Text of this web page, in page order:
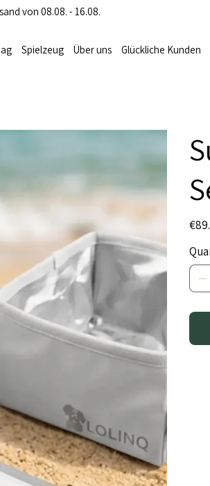
Spielzeug Über uns Glückliche Kunden
von 08.08. - 16.08.
price